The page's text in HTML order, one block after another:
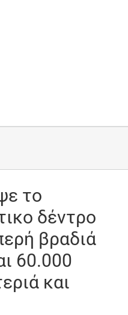
το
δέντρο
βραδιά
60.000
και